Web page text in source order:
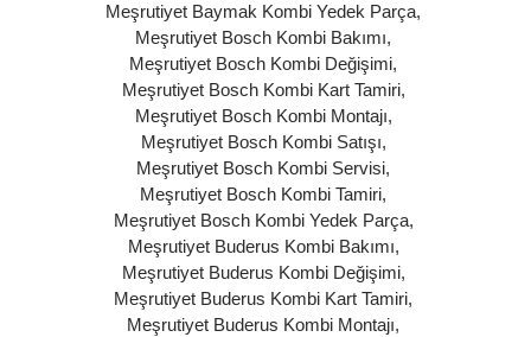
Meşrutiyet Baymak Kombi Yedek Parça,
Meşrutiyet Bosch Kombi Bakımı,
Meşrutiyet Bosch Kombi Değişimi,
Meşrutiyet Bosch Kombi Kart Tamiri,
Meşrutiyet Bosch Kombi Montajı,
Meşrutiyet Bosch Kombi Satışı,
Meşrutiyet Bosch Kombi Servisi,
Meşrutiyet Bosch Kombi Tamiri,
Meşrutiyet Bosch Kombi Yedek Parça,
Meşrutiyet Buderus Kombi Bakımı,
Meşrutiyet Buderus Kombi Değişimi,
Meşrutiyet Buderus Kombi Kart Tamiri,
Meşrutiyet Buderus Kombi Montajı,